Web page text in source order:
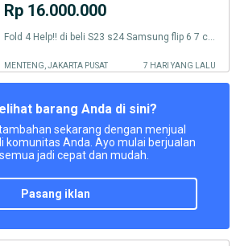
Rp 16.000.000
MENTENG, JAKARTA PUSAT 7 HARI YANG LALU
barang Anda di sini?
sekarang dengan menjual
komunitas Anda. Ayo mulai berjualan
jadi cepat dan mudah.
pasang iklan